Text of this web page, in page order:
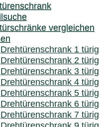
vergleichen
Drehtürenschrank 1 türig
Drehtürenschrank 2 türig
Drehtürenschrank 3 türig
Drehtürenschrank 4 türig
Drehtürenschrank 5 türig
Drehtürenschrank 6 türig
Drehtürenschrank 7 türig